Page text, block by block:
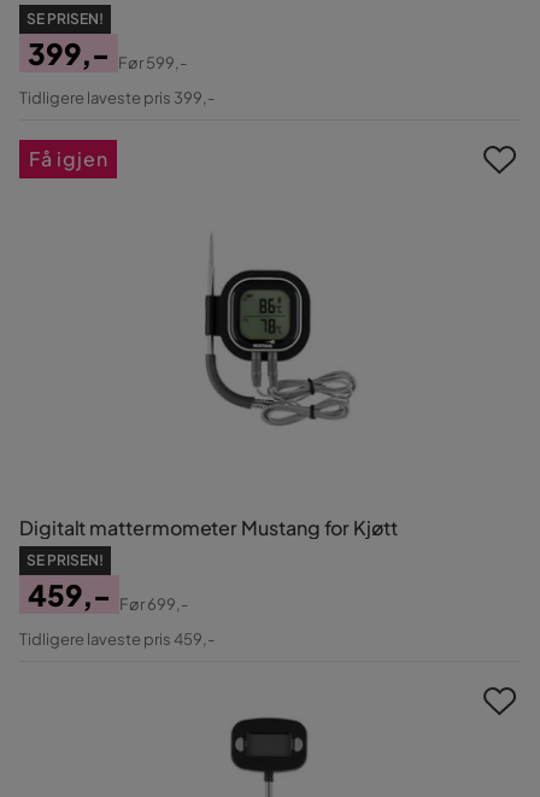
SE PRISEN!
Pris
399,-
Original
Før599,-
Tidligere laveste pris 399,-
Digitalt mattermometer Mustang for Kjøtt
SE PRISEN!
Pris
459,-
Original
Før699,-
Tidligere laveste pris 459,-
Få igjen